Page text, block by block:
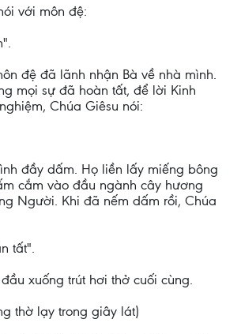
với môn đệ:
đệ đã lãnh nhận Bà về nhà mình.
mọi sự đã hoàn tất, để lời Kinh
Chúa Giêsu nói:
đầy dấm. Họ liền lấy miếng bông
cắm vào đầu ngành cây hương
Người. Khi đã nếm dấm rồi, Chúa
tất".
xuống trút hơi thở cuối cùng.
thờ lạy trong giây lát)